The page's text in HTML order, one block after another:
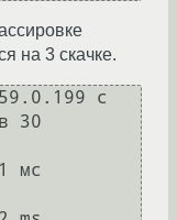
на 3 скачке.
с
30